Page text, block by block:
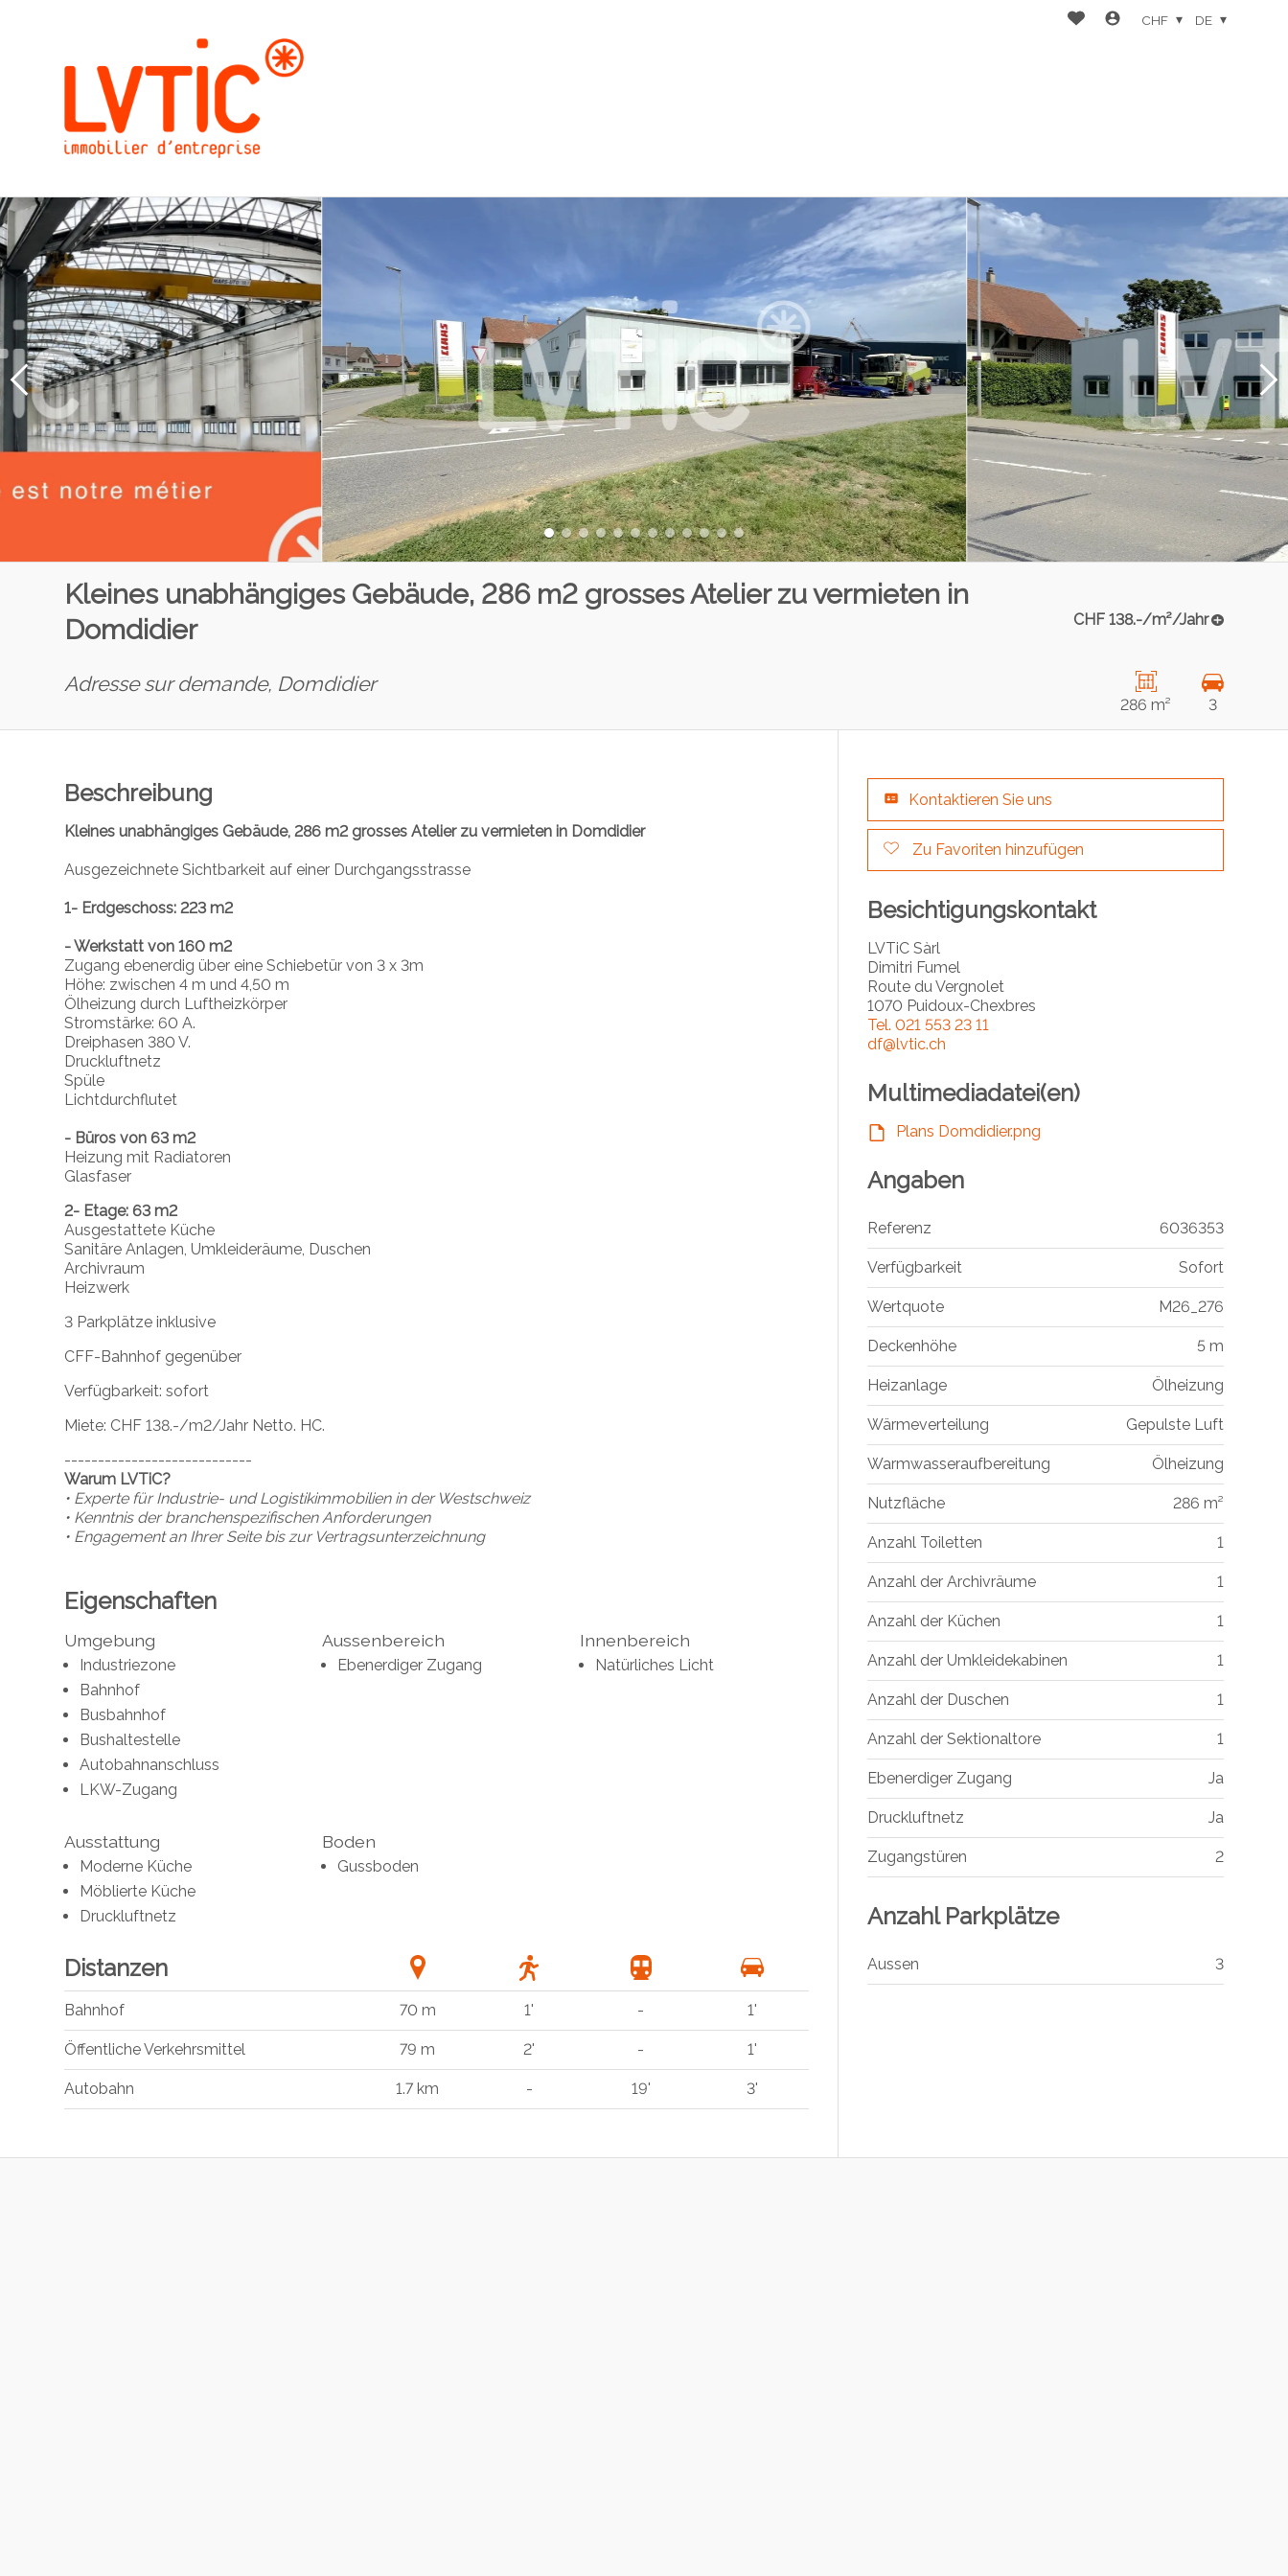
CHF DE
Kleines unabhängiges Gebäude, 286 m2 grosses Atelier zu vermieten in
Domdidier
CHF 138.-/m²/Jahr
Adresse sur demande, Domdidier
286 m² 3
Beschreibung
Kleines unabhängiges Gebäude, 286 m2 grosses Atelier zu vermieten in Domdidier
Ausgezeichnete Sichtbarkeit auf einer Durchgangsstrasse
1- Erdgeschoss: 223 m2
- Werkstatt von 160 m2
Zugang ebenerdig über eine Schiebetür von 3 x 3m
Höhe: zwischen 4 m und 4,50 m
Ölheizung durch Luftheizkörper
Stromstärke: 60 A.
Dreiphasen 380 V.
Druckluftnetz
Spüle
Lichtdurchflutet
- Büros von 63 m2
Heizung mit Radiatoren
Glasfaser
2- Etage: 63 m2
Ausgestattete Küche
Sanitäre Anlagen, Umkleideräume, Duschen
Archivraum
Heizwerk
3 Parkplätze inklusive
CFF-Bahnhof gegenüber
Verfügbarkeit: sofort
Miete: CHF 138.-/m2/Jahr Netto. HC.
----------------------------
Warum LVTiC?
• Experte für Industrie- und Logistikimmobilien in der Westschweiz
• Kenntnis der branchenspezifischen Anforderungen
• Engagement an Ihrer Seite bis zur Vertragsunterzeichnung
Eigenschaften
Umgebung
Industriezone
Bahnhof
Busbahnhof
Bushaltestelle
Autobahnanschluss
LKW-Zugang
Aussenbereich
Ebenerdiger Zugang
Innenbereich
Natürliches Licht
Ausstattung
Moderne Küche
Möblierte Küche
Druckluftnetz
Boden
Gussboden
Distanzen
Bahnhof 70 m 1' - 1'
Öffentliche Verkehrsmittel 79 m 2' - 1'
Autobahn 1.7 km - 19' 3'
Kontaktieren Sie uns
Zu Favoriten hinzufügen
Besichtigungskontakt
LVTiC Sàrl
Dimitri Fumel
Route du Vergnolet
1070 Puidoux-Chexbres
Tel. 021 553 23 11
df@lvtic.ch
Multimediadatei(en)
Plans Domdidier.png
Angaben
Referenz 6036353
Verfügbarkeit Sofort
Wertquote M26_276
Deckenhöhe 5 m
Heizanlage Ölheizung
Wärmeverteilung Gepulste Luft
Warmwasseraufbereitung Ölheizung
Nutzfläche 286 m²
Anzahl Toiletten 1
Anzahl der Archivräume 1
Anzahl der Küchen 1
Anzahl der Umkleidekabinen 1
Anzahl der Duschen 1
Anzahl der Sektionaltore 1
Ebenerdiger Zugang Ja
Druckluftnetz Ja
Zugangstüren 2
Anzahl Parkplätze
Aussen 3